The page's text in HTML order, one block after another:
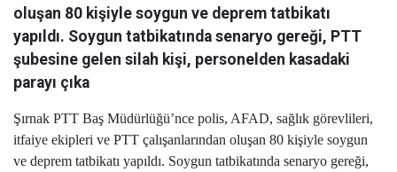
oluşan 80 kişiyle soygun ve deprem tatbikatı
yapıldı. Soygun tatbikatında senaryo gereği, PTT
şubesine gelen silah kişi, personelden kasadaki
parayı çıka
Şırnak PTT Baş Müdürlüğü’nce polis, AFAD, sağlık görevlileri,
itfaiye ekipleri ve PTT çalışanlarından oluşan 80 kişiyle soygun
ve deprem tatbikatı yapıldı. Soygun tatbikatında senaryo gereği,